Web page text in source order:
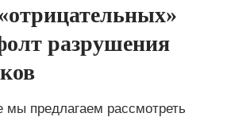
разрушения
мы предлагаем рассмотреть